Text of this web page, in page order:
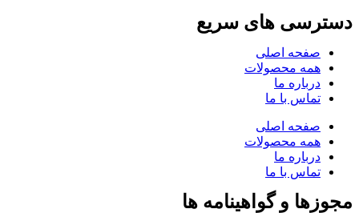
دسترسی های سریع
صفحه اصلی
همه محصولات
درباره ما
تماس با ما
صفحه اصلی
همه محصولات
درباره ما
تماس با ما
مجوزها و گواهینامه ها